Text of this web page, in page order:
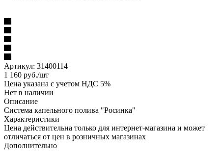
Артикул: 31400114
1 160 руб./шт
Цена указана с учетом НДС 5%
Нет в наличии
Описание
Система капельного полива "Росинка"
Характеристики
Цена действительна только для интернет-магазина и может
отличаться от цен в розничных магазинах
Дополнительно